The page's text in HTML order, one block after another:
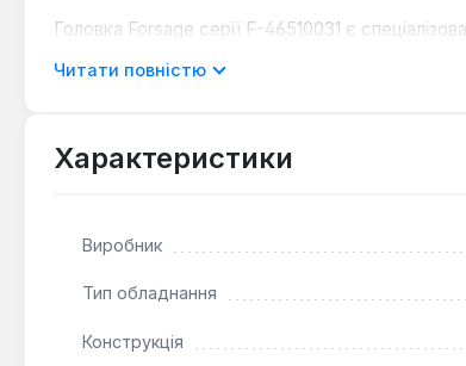
Головка Forsage серії F-46510031 є
Читати повністю
Характеристики
Виробник
Тип обладнання
Конструкція